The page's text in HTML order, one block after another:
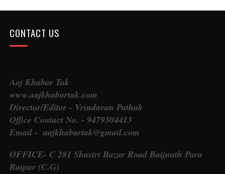
CONTACT US
Aaj Khabar Tak
www.aajkhabartak.com
Director/Editor - Vrindavan Pathak
Office Contact No. - 9479304413
Email - aajkhabartak@gmail.com
OFFICE- C 281 Shastri Bazar Road Baijnath Para
Raipur (C.G)